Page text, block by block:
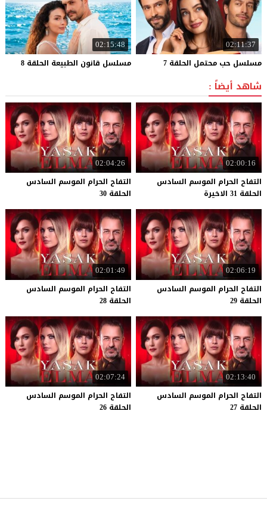
02:11:37
مسلسل حب محتمل الحلقة 7
02:15:48
مسلسل قانون الطبيعة الحلقة 8
شاهد أيضاً :
02:00:16
التفاح الحرام الموسم السادس
الحلقة 31 الاخيرة
02:04:26
التفاح الحرام الموسم السادس
الحلقة 30
02:06:19
التفاح الحرام الموسم السادس
الحلقة 29
02:01:49
التفاح الحرام الموسم السادس
الحلقة 28
02:13:40
التفاح الحرام الموسم السادس
الحلقة 27
02:07:24
التفاح الحرام الموسم السادس
الحلقة 26